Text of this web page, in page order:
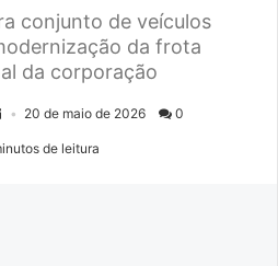
conjunto de veículos
da frota
da corporação
20 de maio de 2026 0
de leitura